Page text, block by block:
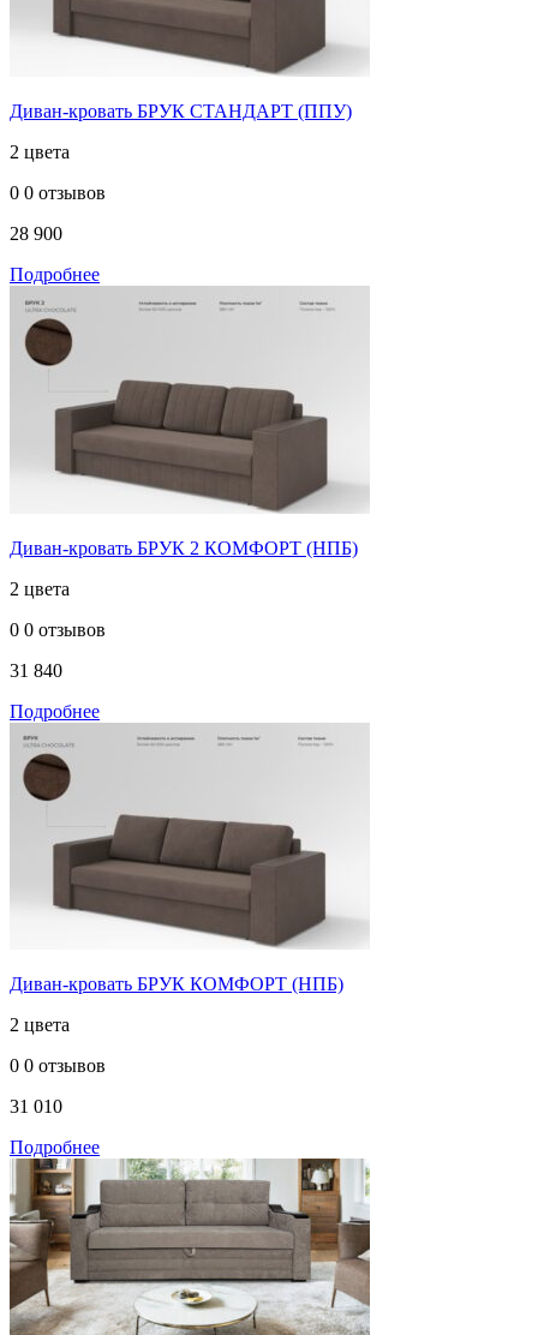
Диван-кровать БРУК СТАНДАРТ (ППУ)
2 цвета
0 0 отзывов
28 900
Подробнее
Диван-кровать БРУК 2 КОМФОРТ (НПБ)
2 цвета
0 0 отзывов
31 840
Подробнее
Диван-кровать БРУК КОМФОРТ (НПБ)
2 цвета
0 0 отзывов
31 010
Подробнее